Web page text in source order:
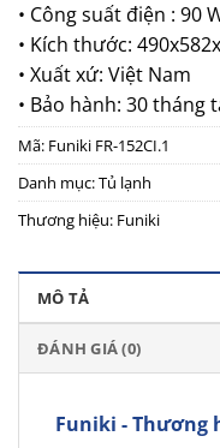
• Công suất điện : 90
• Kích thước:
• Xuất xứ: Việt Nam
• Bảo hành: 30 tháng
Mã: Funiki FR-152CI.1
Danh mục:Tủ lạnh
Thương hiệu: Funiki
MÔ TẢ
ĐÁNH GIÁ (0)
Funiki - Thương